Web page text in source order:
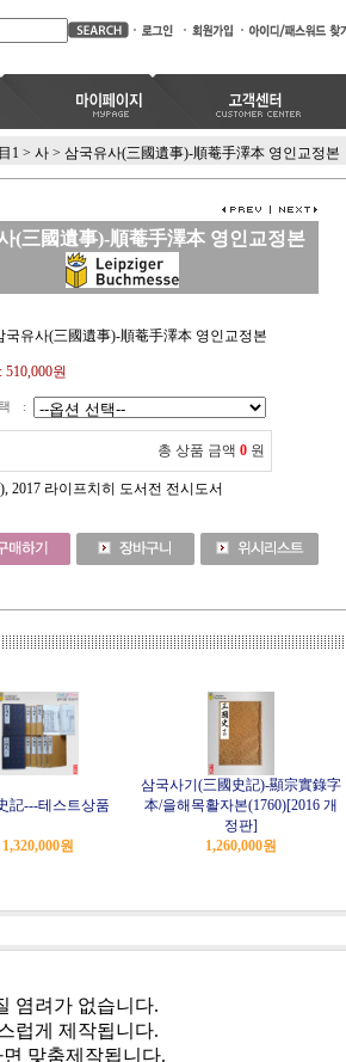
1 > 사 > 삼국유사(三國遺事)-順菴手澤本 영인교정본
(三國遺事)-順菴手澤本 영인교정본
국유사(三國遺事)-順菴手澤本 영인교정본
510,000원
:
총 상품 금액 0 원
2017 라이프치히 도서전 전시도서
記---테스트상품
삼국사기(三國史記)-顯宗實錄字
本/을해목활자본(1760)[2016 개
정판]
1,320,000원 1,260,000원
염려가 없습니다.
럽게 제작됩니다.
맞춤제작됩니다.